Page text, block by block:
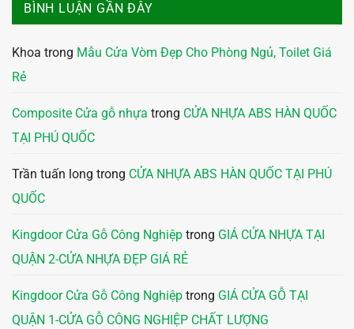
BÌNH LUẬN GẦN ĐÂY
Khoa trong Mẫu Cửa Vòm Đẹp Cho Phòng Ngủ, Toilet Giá
Rẻ
Composite Cửa gỗ nhựa trong CỬA NHỰA ABS HÀN QUỐC
TẠI PHÚ QUỐC
Trần tuấn long trong CỬA NHỰA ABS HÀN QUỐC TẠI PHÚ
QUỐC
Kingdoor Cửa Gỗ Công Nghiệp trong GIÁ CỬA NHỰA TẠI
QUẬN 2-CỬA NHỰA ĐẸP GIÁ RẺ
Kingdoor Cửa Gỗ Công Nghiệp trong GIÁ CỬA GỖ TẠI
QUẬN 1-CỬA GỖ CÔNG NGHIỆP CHẤT LƯỢNG